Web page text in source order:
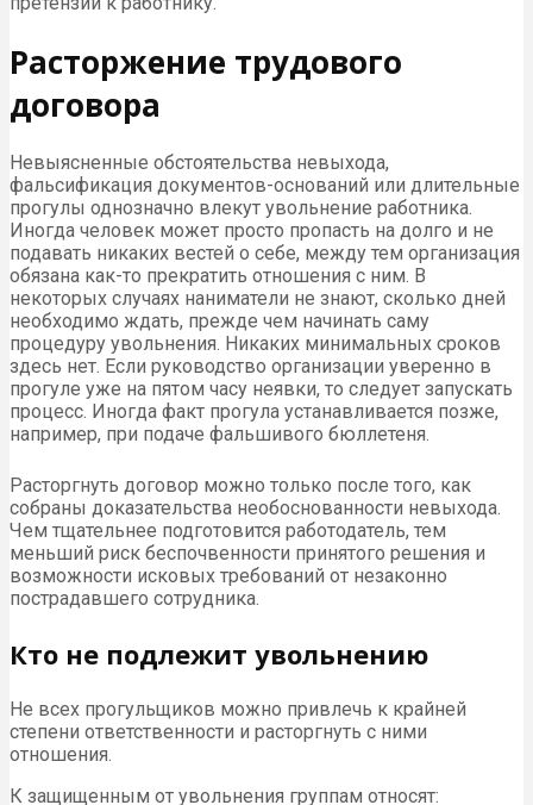
Расторжение трудового
договора
Невыясненные обстоятельства невыхода,
фальсификация документов-оснований или длительные
прогулы однозначно влекут увольнение работника.
Иногда человек может просто пропасть на долго и не
подавать никаких вестей о себе, между тем организация
обязана как-то прекратить отношения с ним. В
некоторых случаях наниматели не знают, сколько дней
необходимо ждать, прежде чем начинать саму
процедуру увольнения. Никаких минимальных сроков
здесь нет. Если руководство организации уверенно в
прогуле уже на пятом часу неявки, то следует запускать
процесс. Иногда факт прогула устанавливается позже,
например, при подаче фальшивого бюллетеня.
Расторгнуть договор можно только после того, как
собраны доказательства необоснованности невыхода.
Чем тщательнее подготовится работодатель, тем
меньший риск беспочвенности принятого решения и
возможности исковых требований от незаконно
пострадавшего сотрудника.
Кто не подлежит увольнению
Не всех прогульщиков можно привлечь к крайней
степени ответственности и расторгнуть с ними
отношения.
К защищенным от увольнения группам относят: